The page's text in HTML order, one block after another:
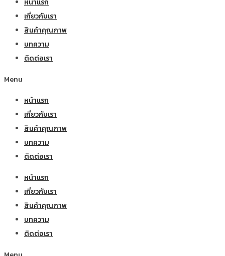
หน้าแรก
เกี่ยวกับเรา
สินค้าคุณภาพ
บทความ
ติดต่อเรา
Menu
หน้าแรก
เกี่ยวกับเรา
สินค้าคุณภาพ
บทความ
ติดต่อเรา
หน้าแรก
เกี่ยวกับเรา
สินค้าคุณภาพ
บทความ
ติดต่อเรา